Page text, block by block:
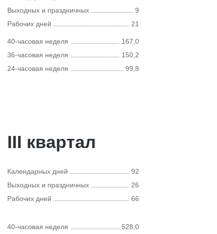
Выходных и праздничных
9
Рабочих дней
21
40-часовая неделя
167,0
36-часовая неделя
150,2
24-часовая неделя
99,8
III квартал
Календарных дней
92
Выходных и праздничных
26
Рабочих дней
66
40-часовая неделя 528,0